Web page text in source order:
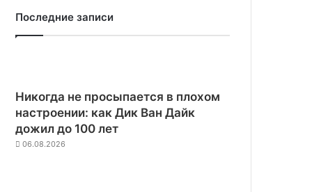
Последние записи
Никогда не просыпается в плохом
настроении: как Дик Ван Дайк
дожил до 100 лет
06.08.2026